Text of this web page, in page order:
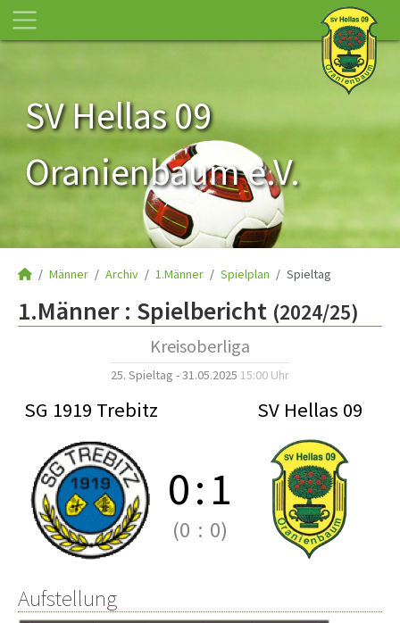
SV Hellas 09
Oranienbaum e.V.
Männer Archiv 1.Männer Spielplan Spieltag
1.Männer : Spielbericht (2024/25)
Kreisoberliga
25. Spieltag - 31.05.2025 15:00 Uhr
SG 1919 Trebitz SV Hellas 09
0:1
(0 : 0)
Aufstellung